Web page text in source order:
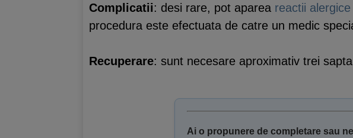
Complicatii: desi rare, pot aparea reactii alergice
procedura este efectuata de catre un medic
Recuperare: sunt necesare aproximativ trei
Ai o propunere de completare sau